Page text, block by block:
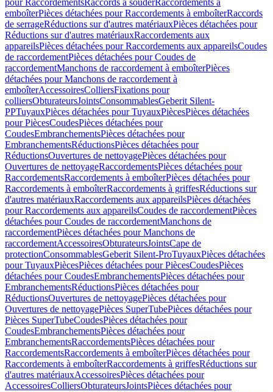
pour RaccordementsRaccords à souderRaccordements à
emboîterPièces détachées pour Raccordements à emboîterRaccords
de serrageRéductions sur d'autres matériauxPièces détachées pour
Réductions sur d'autres matériauxRaccordements aux
appareilsPièces détachées pour Raccordements aux appareilsCoudes
de raccordementPièces détachées pour Coudes de
raccordementManchons de raccordement à emboîterPièces
détachées pour Manchons de raccordement à
emboîterAccessoiresColliersFixations pour
colliersObturateursJointsConsommablesGeberit Silent-
PPTuyauxPièces détachées pour TuyauxPiècesPièces détachées
pour PiècesCoudesPièces détachées pour
CoudesEmbranchementsPièces détachées pour
EmbranchementsRéductionsPièces détachées pour
RéductionsOuvertures de nettoyagePièces détachées pour
Ouvertures de nettoyageRaccordementsPièces détachées pour
RaccordementsRaccordements à emboîterPièces détachées pour
Raccordements à emboîterRaccordements à griffesRéductions sur
d'autres matériauxRaccordements aux appareilsPièces détachées
pour Raccordements aux appareilsCoudes de raccordementPièces
détachées pour Coudes de raccordementManchons de
raccordementPièces détachées pour Manchons de
raccordementAccessoiresObturateursJointsCape de
protectionConsommablesGeberit Silent-ProTuyauxPièces détachées
pour TuyauxPiècesPièces détachées pour PiècesCoudesPièces
détachées pour CoudesEmbranchementsPièces détachées pour
EmbranchementsRéductionsPièces détachées pour
RéductionsOuvertures de nettoyagePièces détachées pour
Ouvertures de nettoyagePièces SuperTubePièces détachées pour
Pièces SuperTubeCoudesPièces détachées pour
CoudesEmbranchementsPièces détachées pour
EmbranchementsRaccordementsPièces détachées pour
RaccordementsRaccordements à emboîterPièces détachées pour
Raccordements à emboîterRaccordements à griffesRéductions sur
d'autres matériauxAccessoiresPièces détachées pour
AccessoiresColliersObturateursJointsPièces détachées pour